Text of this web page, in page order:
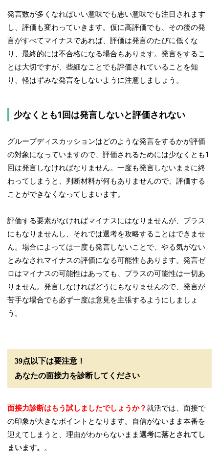
発言数が多くなればいい意味でも悪い意味でも注目されます
し、評価も変わっていきます。仮に高評価でも、その後の発
言がすべてマイナスであれば、評価は発言のたびに低くな
り、最終的には不合格になる場合もあります。発言をするこ
とは大切ですが、些細なことでも評価されていることを知
り、軽はずみな発言をしないように注意しましょう。
少なくとも1回は発言しないと評価されない
グループディスカッションはどのような発言をするかが評価
の対象になっていますので、評価されるためには少なくとも1
回は発言しなければなりません。一度も発言しないままに終
わってしまうと、判断材料が何もありませんので、評価する
ことができなくなってしまいます。
評価する要素がなければマイナスにはなりませんが、プラス
にもなりませんし、それでは選考を攻略することはできませ
ん。場合によっては一度も発言しないことで、やる気がない
とみなされマイナスの評価になる可能性もあります。発言ゼ
ロはマイナスの可能性はあっても、プラスの可能性は一切あ
りません。発言しなければどうにもなりませんので、発言が
苦手な場合でも必ず一度は意見を主張するようにしましょ
う。
39点以下は要注意！
あなたの面接力を診断してください
面接力診断はもう試しましたでしょうか？就活では、面接で
の印象が大きなポイントとなります。自信がないまま本番を
迎えてしまうと、理由がわからないまま選考に落とされてし
まいます。 。